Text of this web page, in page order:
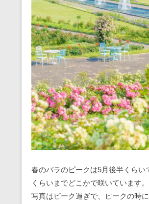
春のバラのピークは5月後半くらい
くらいまでどこかで咲いています。
写真はピーク過ぎで、ピークの時